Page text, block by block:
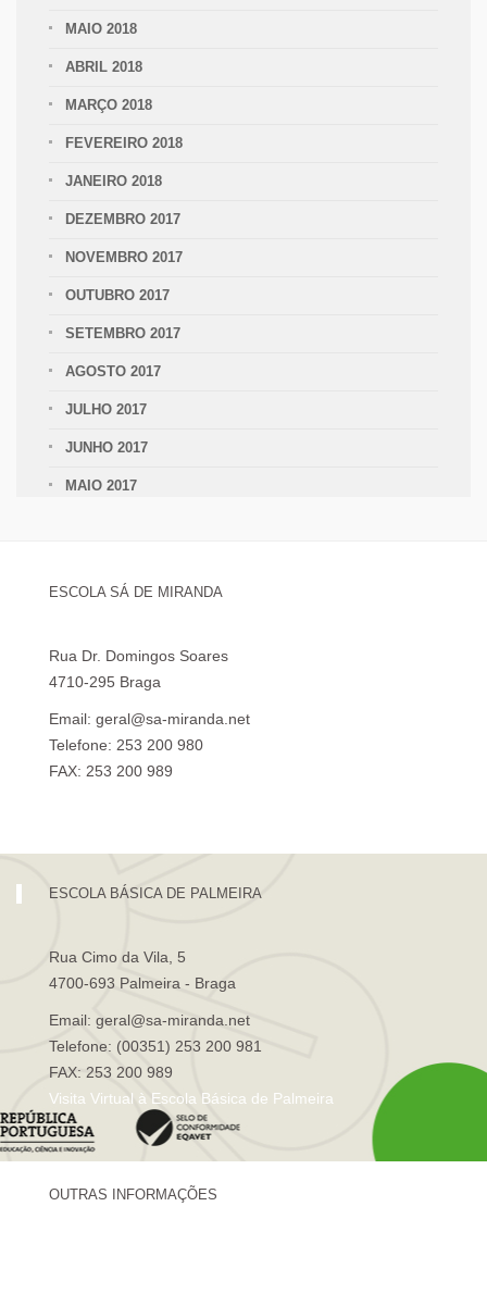
MAIO 2018
ABRIL 2018
MARÇO 2018
FEVEREIRO 2018
JANEIRO 2018
DEZEMBRO 2017
NOVEMBRO 2017
OUTUBRO 2017
SETEMBRO 2017
AGOSTO 2017
JULHO 2017
JUNHO 2017
MAIO 2017
ESCOLA SÁ DE MIRANDA
Rua Dr. Domingos Soares
4710-295 Braga
Email: geral@sa-miranda.net
Telefone: 253 200 980
FAX: 253 200 989
ESCOLA BÁSICA DE PALMEIRA
Rua Cimo da Vila, 5
4700-693 Palmeira - Braga
Email: geral@sa-miranda.net
Telefone: (00351) 253 200 981
FAX: 253 200 989
Visita Virtual à Escola Básica de Palmeira
OUTRAS INFORMAÇÕES